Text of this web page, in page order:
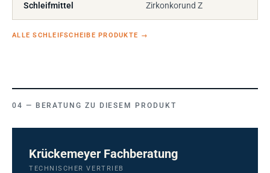
Schleifmittel Zirkonkorund Z
ALLE SCHLEIFSCHEIBE PRODUKTE →
BERATUNG ZU DIESEM PRODUKT
Krückemeyer Fachberatung
TECHNISCHER VERTRIEB